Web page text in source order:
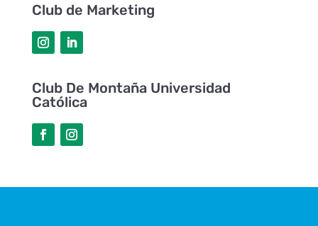
Club de Marketing
Club De Montaña Universidad
Católica